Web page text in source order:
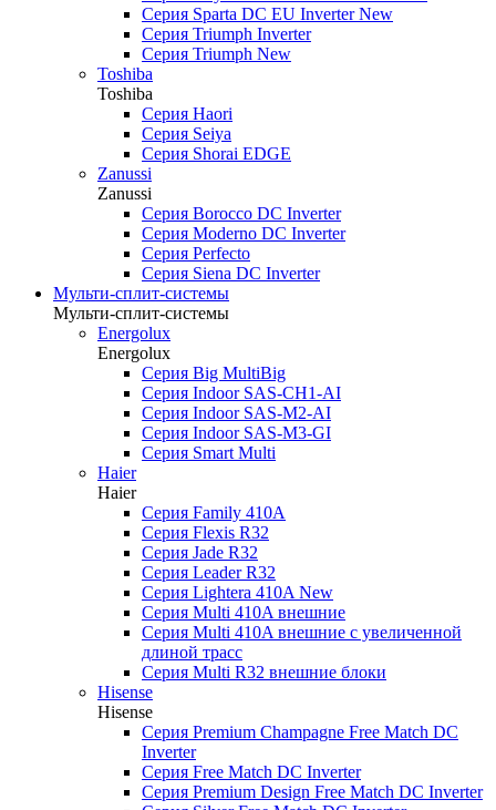
Серия Sparta DC EU Inverter New
Серия Triumph Inverter
Серия Triumph New
Toshiba
Toshiba
Серия Haori
Серия Seiya
Серия Shorai EDGE
Zanussi
Zanussi
Серия Borocco DC Inverter
Серия Moderno DC Inverter
Серия Perfecto
Серия Siena DC Inverter
Мульти-сплит-системы
Мульти-сплит-системы
Energolux
Energolux
Серия Big MultiBig
Серия Indoor SAS-CH1-AI
Серия Indoor SAS-M2-AI
Серия Indoor SAS-M3-GI
Серия Smart Multi
Haier
Haier
Серия Family 410A
Серия Flexis R32
Серия Jade R32
Серия Leader R32
Серия Lightera 410A New
Серия Multi 410A внешние
Серия Multi 410A внешние с увеличенной
длиной трасс
Серия Multi R32 внешние блоки
Hisense
Hisense
Cерия Premium Champagne Free Match DC
Inverter
Серия Free Match DC Inverter
Серия Premium Design Free Match DC Inverter